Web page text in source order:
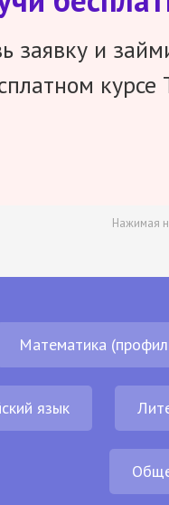
заявку и
курсе
Нажимая
Математика
язык